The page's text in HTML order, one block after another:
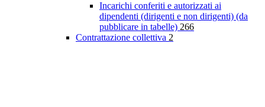
Incarichi conferiti e autorizzati ai
dipendenti (dirigenti e non dirigenti) (da
pubblicare in tabelle) 266
Contrattazione collettiva 2